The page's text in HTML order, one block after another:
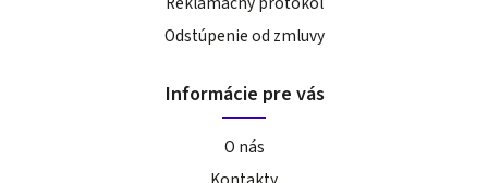
Odstúpenie od zmluvy
Informácie pre vás
O nás